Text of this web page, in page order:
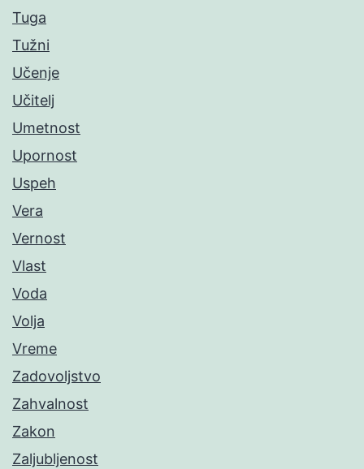
Tuga
Tužni
Učenje
Učitelj
Umetnost
Upornost
Uspeh
Vera
Vernost
Vlast
Voda
Volja
Vreme
Zadovoljstvo
Zahvalnost
Zakon
Zaljubljenost